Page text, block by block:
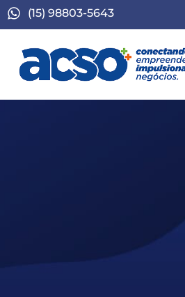
(15) 98803-5643